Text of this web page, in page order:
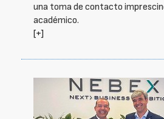
una toma de contacto
académico.
[+]